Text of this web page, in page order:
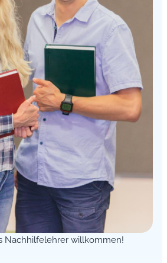
Nachhilfelehrer willkommen!